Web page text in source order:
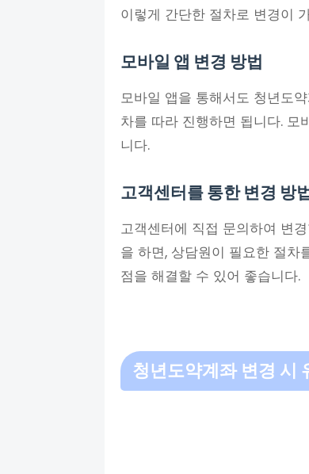
이렇게 간단한 절차로 변경이
모바일 앱 변경 방법
모바일 앱을 통해서도 청년도
차를 따라 진행하면 됩니다.
니다.
고객센터를 통한 변경 방
고객센터에 직접 문의하여 변
을 하면, 상담원이 필요한 절차
점을 해결할 수 있어 좋습니다.
청년도약계좌변경 시